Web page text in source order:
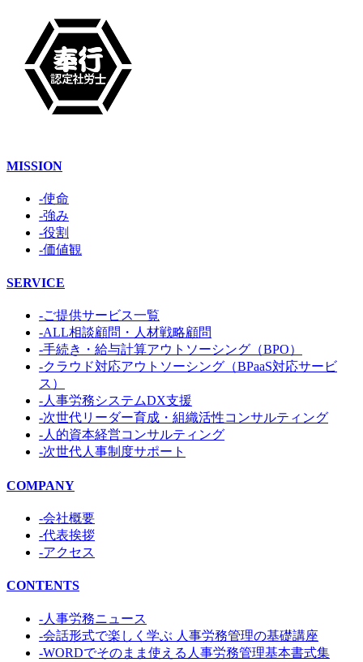
MISSION
-使命
-強み
-役割
-価値観
SERVICE
-ご提供サービス一覧
-ALL相談顧問・人材戦略顧問
-手続き・給与計算アウトソーシング（BPO）
-クラウド対応アウトソーシング（BPaaS対応サービ
ス）
-人事労務システムDX支援
-次世代リーダー育成・組織活性コンサルティング
-人的資本経営コンサルティング
-次世代人事制度サポート
COMPANY
-会社概要
-代表挨拶
-アクセス
CONTENTS
-人事労務ニュース
-会話形式で楽しく学ぶ 人事労務管理の基礎講座
-WORDでそのまま使える人事労務管理基本書式集